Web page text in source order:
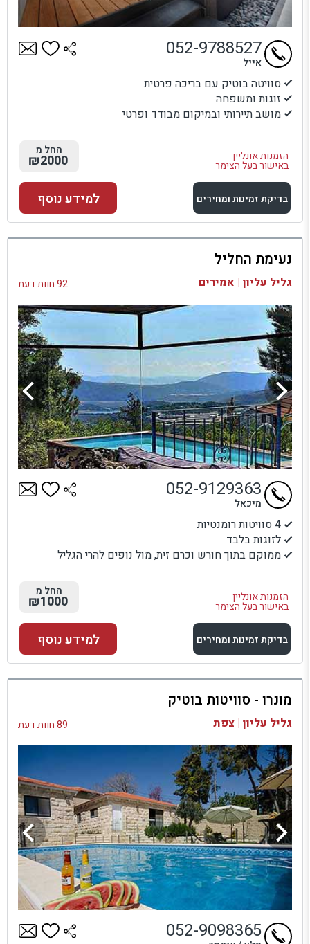
סוויטה בוטיק עם בריכה פרטית
זוגות ומשפחה
מושב תיירותי ובמיקום מבודד ופרטי
הזמנות אונליין
באישור בעל הצימר
052-9788527
אייל
החל מ
₪2000
בדיקת זמינות ומחירים
למתחם זה
בדיקת זמינות ומחירים
למידע נוסף
נעימת החליל
גליל עליון | אמירים 92 חוות דעת
4 סוויטות רומנטיות
לזוגות בלבד
ממוקם בתוך חורש וכרם זית, מול נופים להרי הגליל
הזמנות אונליין
באישור בעל הצימר
052-9129363
מיכאל
החל מ
₪1000
בדיקת זמינות ומחירים
למתחם זה
בדיקת זמינות ומחירים
למידע נוסף
מונרו - סוויטות בוטיק
גליל עליון | צפת 89 חוות דעת
052-9098365